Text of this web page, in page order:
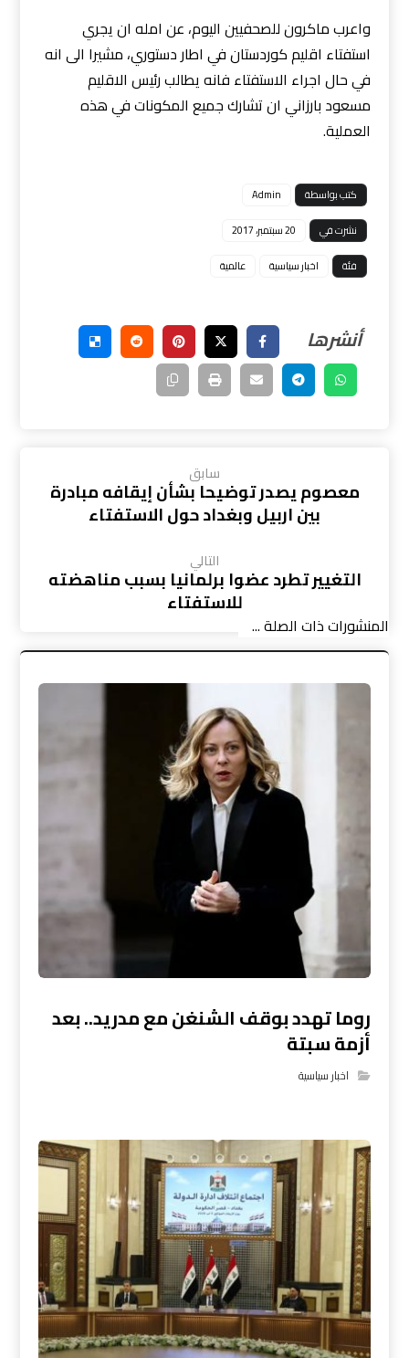
واعرب ماكرون للصحفيين اليوم، عن امله ان يجري
استفتاء اقليم كوردستان في اطار دستوري، مشيرا الى انه
في حال اجراء الاستفتاء فانه يطالب رئيس الاقليم
مسعود بارزاني ان تشارك جميع المكونات في هذه
العملية.
كتب بواسطة
Admin
نشرت في
20 سبتمبر، 2017
فئة
اخبار سياسية عالمية
سابق
معصوم يصدر توضيحا بشأن إيقافه مبادرة
بين اربيل وبغداد حول الاستفتاء
التالي
التغيير تطرد عضوا برلمانيا بسبب مناهضته
للاستفتاء
المنشورات ذات الصلة ...
روما تهدد بوقف الشنغن مع مدريد.. بعد
أزمة سبتة
اخبار سياسية